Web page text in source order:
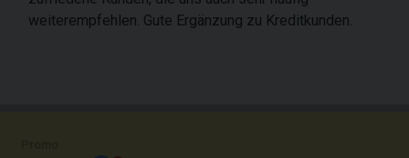
weiterempfehlen. Gute Ergänzung zu Kreditkunden.